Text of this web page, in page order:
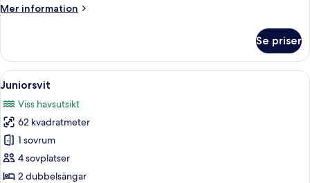
Mer information
Mer
Se priser
Öppna
alla
foton
för
Juniorsvit
Ett modernt hotellrum med en grå
4
Juniorsvit
Viss havsutsikt
62 kvadratmeter
1 sovrum
4 sovplatser
2 dubbelsängar